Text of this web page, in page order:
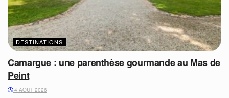
DESTINATIONS
Camargue : une parenthèse gourmande au Mas de
Peint
4 AOÛT 2026